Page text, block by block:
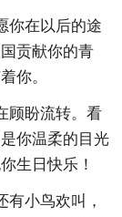
你在以后的途
贡献你的青
你。
顾盼流转。看
你温柔的目光
生日快乐！
有小鸟欢叫，